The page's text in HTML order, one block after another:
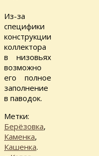
Из-за
специфики
конструкции
коллектора
в низовьях
возможно
его полное
заполнение
в паводок.
Метки:
Берёзовка,
Каменка,
Кашенка.